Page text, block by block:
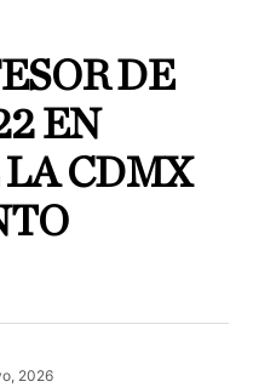
DE
EN
CDMX
2026